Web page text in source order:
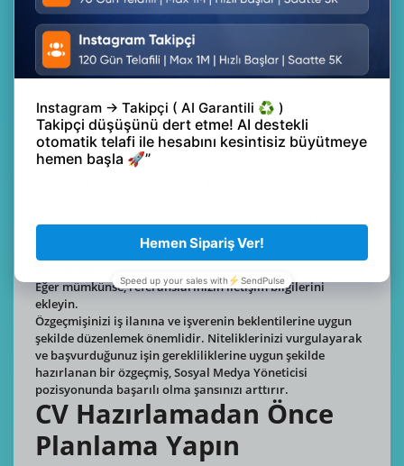
görevleriniz
Sosyal medya yönetimi, içerik üretimi, kampanya yönetimi
gibi tecrübeleriniz
Proje ve Portfolyo:
Daha önce yürüttüğünüz sosyal medya projeleri ve
Örnek çalışmalarınız, içerikleriniz veya kampanyalarınızın
bağlantıları
Beceriler:
Sosyal medya platformlarına hakim olduğunuz beceriler
İngilizce veya başka dillerde dil becerileriniz varsa belirtin.
Eğer mümkünse, referanslarınızın iletişim bilgilerini
ekleyin.
Özgeçmişinizi iş ilanına ve işverenin beklentilerine uygun
şekilde düzenlemek önemlidir. Niteliklerinizi vurgulayarak
ve başvurduğunuz işin gerekliliklerine uygun şekilde
hazırlanan bir özgeçmiş, Sosyal Medya Yöneticisi
pozisyonunda başarılı olma şansınızı arttırır.
CV Hazırlamadan Önce
Planlama Yapın